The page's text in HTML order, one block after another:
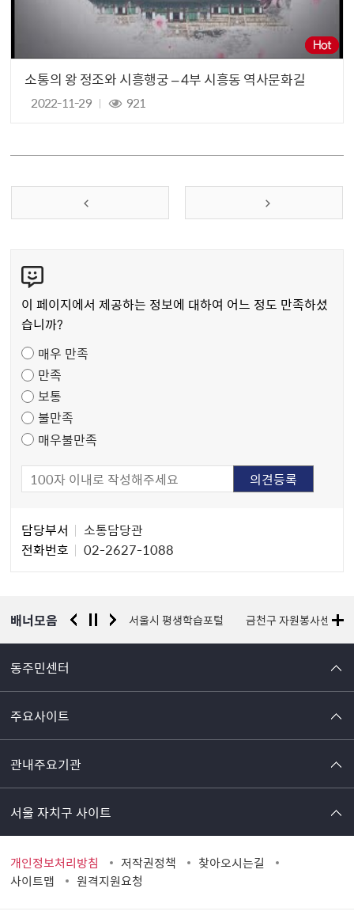
소통의 왕 정조와 시흥행궁 – 4부 시흥동 역사문화길
2022-11-29 921
텐
츠
만
도
조
사
이 페이지에서 제공하는 정보에 대하여 어느 정도 만족하셨
습니까?
매우 만족
만족
보통
불만족
매우불만족
자
담당부서
소통담당관
전화번호
02-2627-1088
배너모음
서울시 평생학습포털 금천구 자원봉사센터 국가안전시스템개편
동주민센터
주요사이트
관내주요기관
서울 자치구 사이트
개인정보처리방침 저작권정책
찾아오시는길
사이트맵
원격지원요청